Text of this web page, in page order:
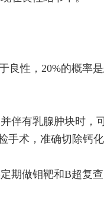
良性，20%的概率
伴有乳腺肿块时，
手术，准确切除钙化
期做钼靶和B超复